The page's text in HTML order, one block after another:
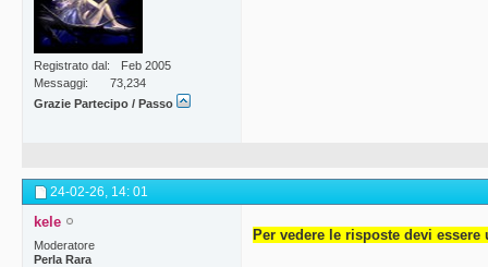
Registrato dal
Feb 2005
Messaggi
73,234
Grazie Partecipo / Passo
24-02-26, 14: 01
kele
Moderatore
Perla Rara
Per vedere le risposte devi essere